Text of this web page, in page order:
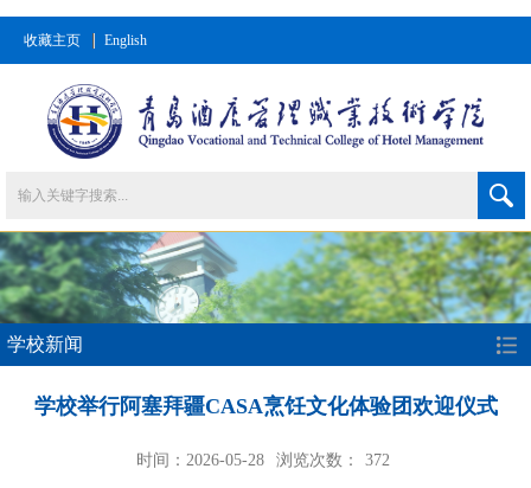
收藏主页 English
学校新闻
学校举行阿塞拜疆CASA烹饪文化体验团欢迎仪式
时间：2026-05-28 浏览次数： 372